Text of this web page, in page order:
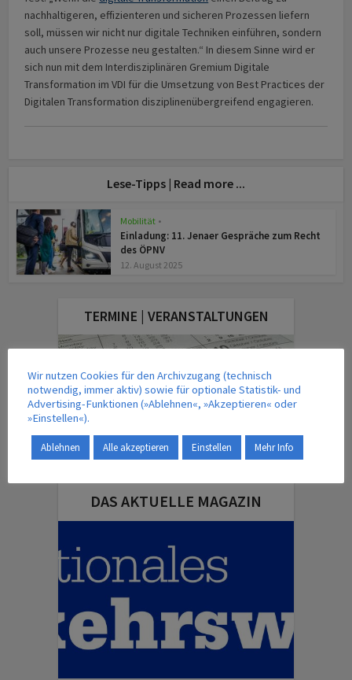
nachhaltigeren, effizienteren und sicheren Prozessen liefern
soll, müssen wir nicht nur digitale Techniken einführen, sondern
auch unsere Prozesse neu gestalten.“ In diesem Sinne wird er
sich nun mit dem Interdisziplinären Gremium Digitale
Transformation im VDI für die Umsetzung von Best Practices der
Digitalen Transformation disziplinenübergreifend engagieren.
Lese-Tipps | Read more ...
Mobilität •
Einladung: 11. Jenaer Gespräche zum Recht
des ÖPNV
12. August 2025
TERMINE | VERANSTALTUNGEN
DAS AKTUELLE MAGAZIN
Wir nutzen Cookies für den Archivzugang (technisch
notwendig, immer aktiv) sowie für optionale Statistik- und
Advertising-Funktionen (»Ablehnen«, »Akzeptieren« oder
»Einstellen«).
Ablehnen Alle akzeptieren Einstellen Mehr Info